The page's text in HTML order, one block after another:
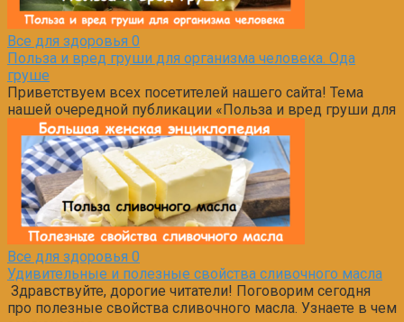
Все для здоровья 0
Польза и вред груши для организма человека. Ода
груше
Приветствуем всех посетителей нашего сайта! Тема
нашей очередной публикации «Польза и вред груши для
Все для здоровья 0
Удивительные и полезные свойства сливочного масла
Здравствуйте, дорогие читатели! Поговорим сегодня
про полезные свойства сливочного масла. Узнаете в чем